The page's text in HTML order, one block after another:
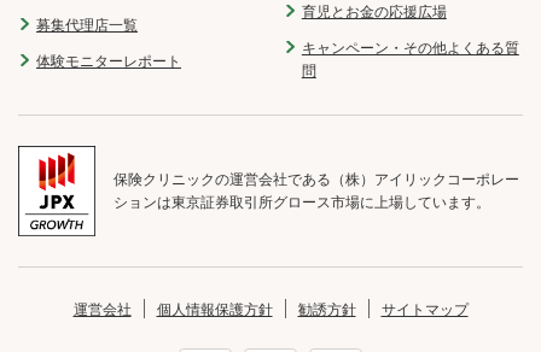
募集代理店一覧
体験モニターレポート
育児とお金の応援広場
キャンペーン・その他よくある質
問
保険クリニックの運営会社である（株）アイリックコーポレー
ションは東京証券取引所グロース市場に上場しています。
運営会社 個人情報保護方針 勧誘方針 サイトマップ